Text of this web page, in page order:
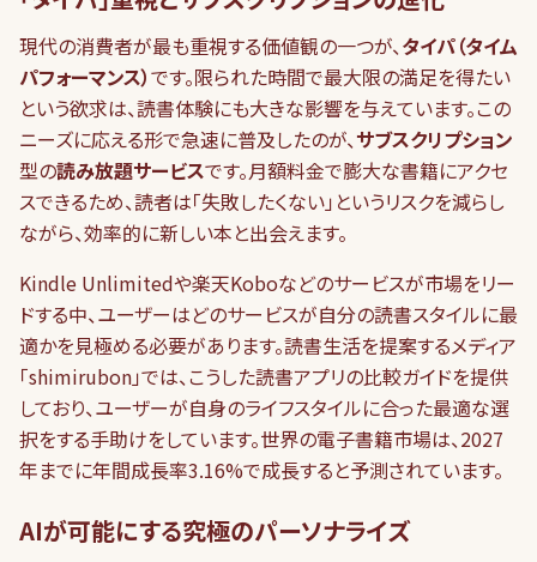
現代の消費者が最も重視する価値観の一つが、タイパ（タイム
パフォーマンス）です。限られた時間で最大限の満足を得たい
という欲求は、読書体験にも大きな影響を与えています。この
ニーズに応える形で急速に普及したのが、サブスクリプション
型の読み放題サービスです。月額料金で膨大な書籍にアクセ
スできるため、読者は「失敗したくない」というリスクを減らし
ながら、効率的に新しい本と出会えます。
Kindle Unlimitedや楽天Koboなどのサービスが市場をリー
ドする中、ユーザーはどのサービスが自分の読書スタイルに最
適かを見極める必要があります。読書生活を提案するメディア
「shimirubon」では、こうした読書アプリの比較ガイドを提供
しており、ユーザーが自身のライフスタイルに合った最適な選
択をする手助けをしています。世界の電子書籍市場は、2027
年までに年間成長率3.16%で成長すると予測されています。
AIが可能にする究極のパーソナライズ